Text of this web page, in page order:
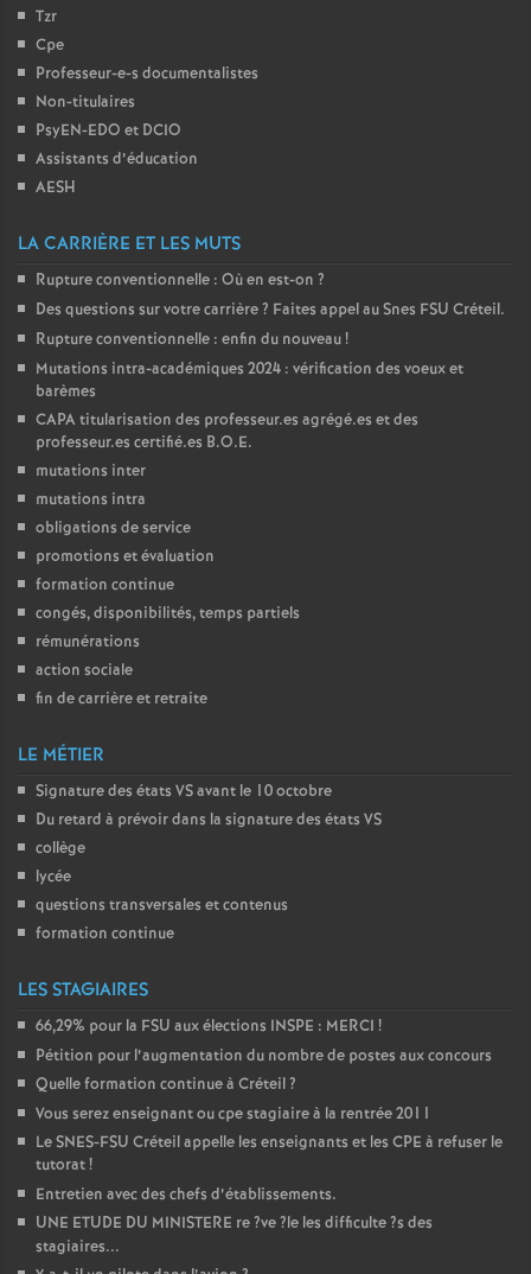
o
u
r
Tzr
Cpe
Professeur-e-s documentalistes
Non-titulaires
PsyEN-EDO et DCIO
Assistants d’éducation
AESH
LA CARRIÈRE ET LES MUTS
Rupture conventionnelle : Où en est-on ?
Des questions sur votre carrière? Faites appel au Snes FSU Créteil.
Rupture conventionnelle : enfin du nouveau!
Mutations intra-académiques 2024 : vérification des voeux et
barèmes
CAPAtitularisation des professeur.es agrégé.es et des
professeur.es certifié.es B.O.E.
mutations inter
mutations intra
obligations de service
promotions et évaluation
formation continue
congés, disponibilités, temps partiels
rémunérations
action sociale
fin de carrière et retraite
LE MÉTIER
Signature des états VSavant le 10 octobre
Du retard à prévoir dans la signature des états VS
collège
lycée
questions transversales et contenus
formation continue
LES STAGIAIRES
66,29% pour la FSU aux élections INSPE : MERCI !
Pétition pour l’augmentation du nombre de postes aux concours
Quelle formation continue à Créteil?
Vous serez enseignant ou cpe stagiaire à la rentrée 2011
LeSNES-FSU Créteil appelle les enseignants et les CPE à refuser le
tutorat!
Entretien avec des chefs d’établissements.
UNE ETUDE DU MINISTERE re?ve?le les difficulte?s des
stagiaires...